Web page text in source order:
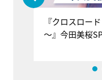
『クロスロー
～』今田美桜